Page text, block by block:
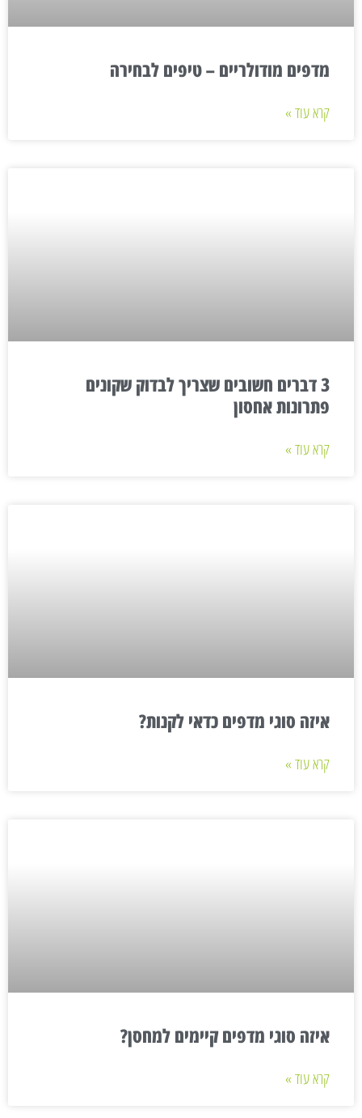
מדפים מודולריים – טיפים לבחירה
קרא עוד »
3 דברים חשובים שצריך לבדוק שקונים
פתרונות אחסון
קרא עוד »
איזה סוגי מדפים כדאי לקנות?
קרא עוד »
איזה סוגי מדפים קיימים למחסן?
קרא עוד »